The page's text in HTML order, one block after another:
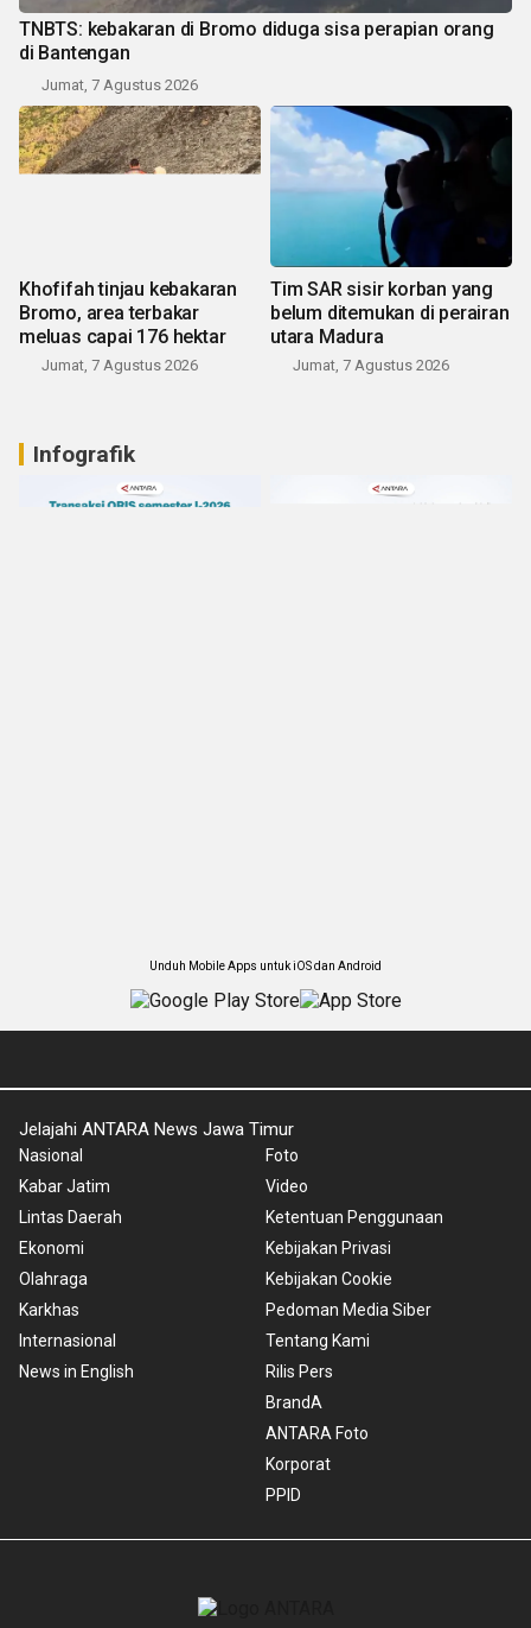
TNBTS: kebakaran di Bromo diduga sisa perapian orang
di Bantengan
Jumat, 7 Agustus 2026
Khofifah tinjau kebakaran
Bromo, area terbakar
meluas capai 176 hektar
Jumat, 7 Agustus 2026
Tim SAR sisir korban yang
belum ditemukan di perairan
utara Madura
Jumat, 7 Agustus 2026
Infografik
Unduh Mobile Apps untuk iOS dan Android
Jelajahi ANTARA News Jawa Timur
Nasional
Kabar Jatim
Lintas Daerah
Ekonomi
Olahraga
Karkhas
Internasional
News in English
Foto
Video
Ketentuan Penggunaan
Kebijakan Privasi
Kebijakan Cookie
Pedoman Media Siber
Tentang Kami
Rilis Pers
BrandA
ANTARA Foto
Korporat
PPID